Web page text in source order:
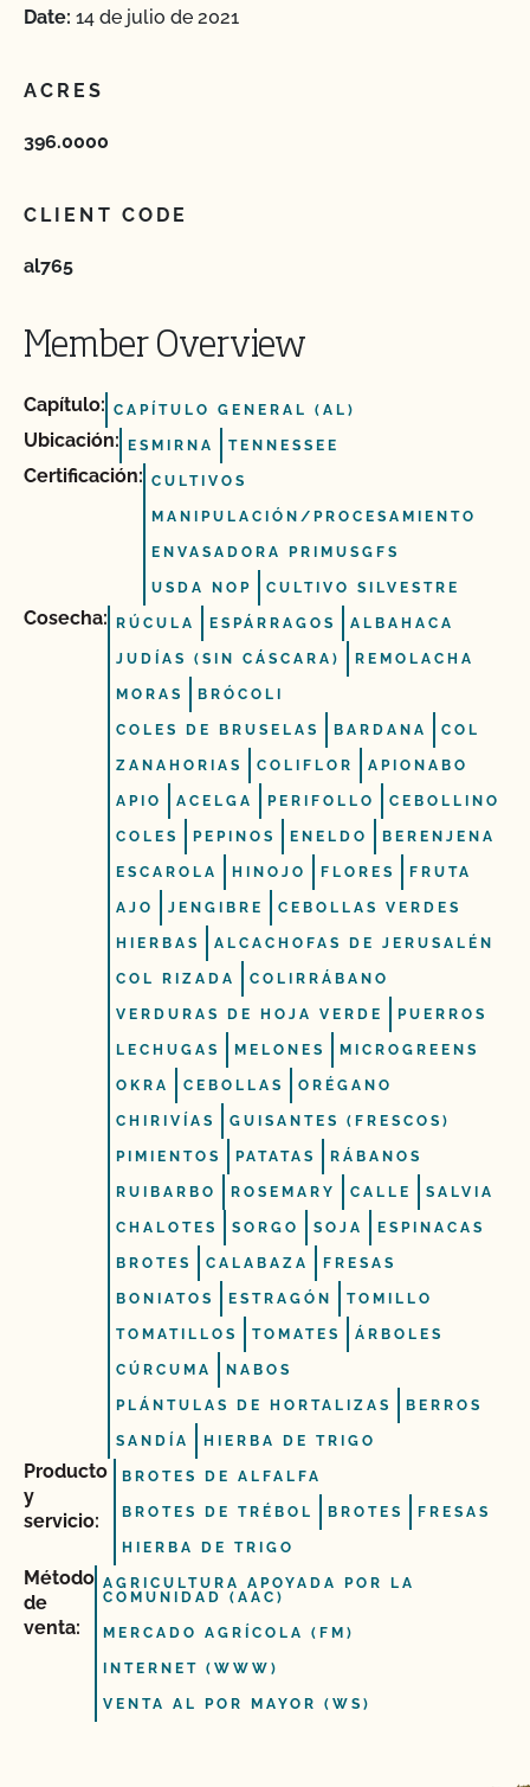
Date: 14 de julio de 2021
ACRES
396.0000
CLIENT CODE
al765
Member Overview
Capítulo: CAPÍTULO GENERAL (AL)
Ubicación: ESMIRNA TENNESSEE
Certificación: CULTIVOS
MANIPULACIÓN/PROCESAMIENTO
ENVASADORA PRIMUSGFS
USDA NOP CULTIVO SILVESTRE
Cosecha: RÚCULA ESPÁRRAGOS ALBAHACA
JUDÍAS (SIN CÁSCARA) REMOLACHA
MORAS BRÓCOLI
COLES DE BRUSELAS BARDANA COL
ZANAHORIAS COLIFLOR APIONABO
APIO ACELGA PERIFOLLO CEBOLLINO
COLES PEPINOS ENELDO BERENJENA
ESCAROLA HINOJO FLORES FRUTA
AJO JENGIBRE CEBOLLAS VERDES
HIERBAS ALCACHOFAS DE JERUSALÉN
COL RIZADA COLIRRÁBANO
VERDURAS DE HOJA VERDE PUERROS
LECHUGAS MELONES MICROGREENS
OKRA CEBOLLAS ORÉGANO
CHIRIVÍAS GUISANTES (FRESCOS)
PIMIENTOS PATATAS RÁBANOS
RUIBARBO ROSEMARY CALLE SALVIA
CHALOTES SORGO SOJA ESPINACAS
BROTES CALABAZA FRESAS
BONIATOS ESTRAGÓN TOMILLO
TOMATILLOS TOMATES ÁRBOLES
CÚRCUMA NABOS
PLÁNTULAS DE HORTALIZAS BERROS
SANDÍA HIERBA DE TRIGO
Producto
y
servicio:
BROTES DE ALFALFA
BROTES DE TRÉBOL BROTES FRESAS
HIERBA DE TRIGO
Método
de
venta:
AGRICULTURA APOYADA POR LA
COMUNIDAD (AAC)
MERCADO AGRÍCOLA (FM)
INTERNET (WWW)
VENTA AL POR MAYOR (WS)